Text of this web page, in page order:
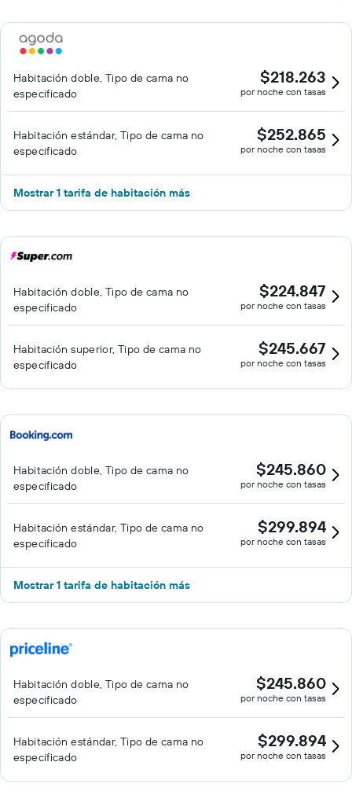
Habitación doble, Tipo de cama no
especificado
$218.263
por noche con tasas
Habitación estándar, Tipo de cama no
especificado
$252.865
por noche con tasas
Mostrar 1 tarifa de habitación más
Habitación doble, Tipo de cama no
especificado
$224.847
por noche con tasas
Habitación superior, Tipo de cama no
especificado
$245.667
por noche con tasas
Habitación doble, Tipo de cama no
especificado
$245.860
por noche con tasas
Habitación estándar, Tipo de cama no
especificado
$299.894
por noche con tasas
Mostrar 1 tarifa de habitación más
Habitación doble, Tipo de cama no
especificado
$245.860
por noche con tasas
Habitación estándar, Tipo de cama no
especificado
$299.894
por noche con tasas